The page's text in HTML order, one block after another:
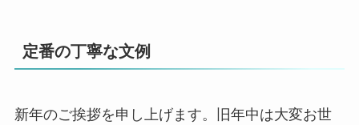
定番の丁寧な文例
新年のご挨拶を申し上げます。旧年中は大変お世